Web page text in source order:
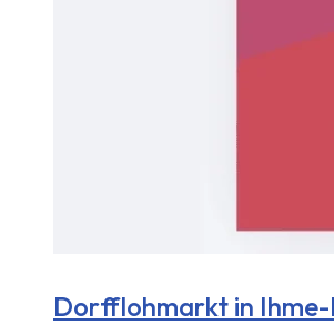
Dorfflohmarkt in Ihme-